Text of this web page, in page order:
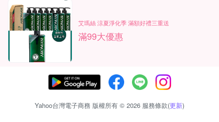
艾瑪絲 涼夏淨化季 滿額好禮三重送
滿99大優惠
Yahoo台灣電子商務 版權所有 © 2026 服務條款(更新)